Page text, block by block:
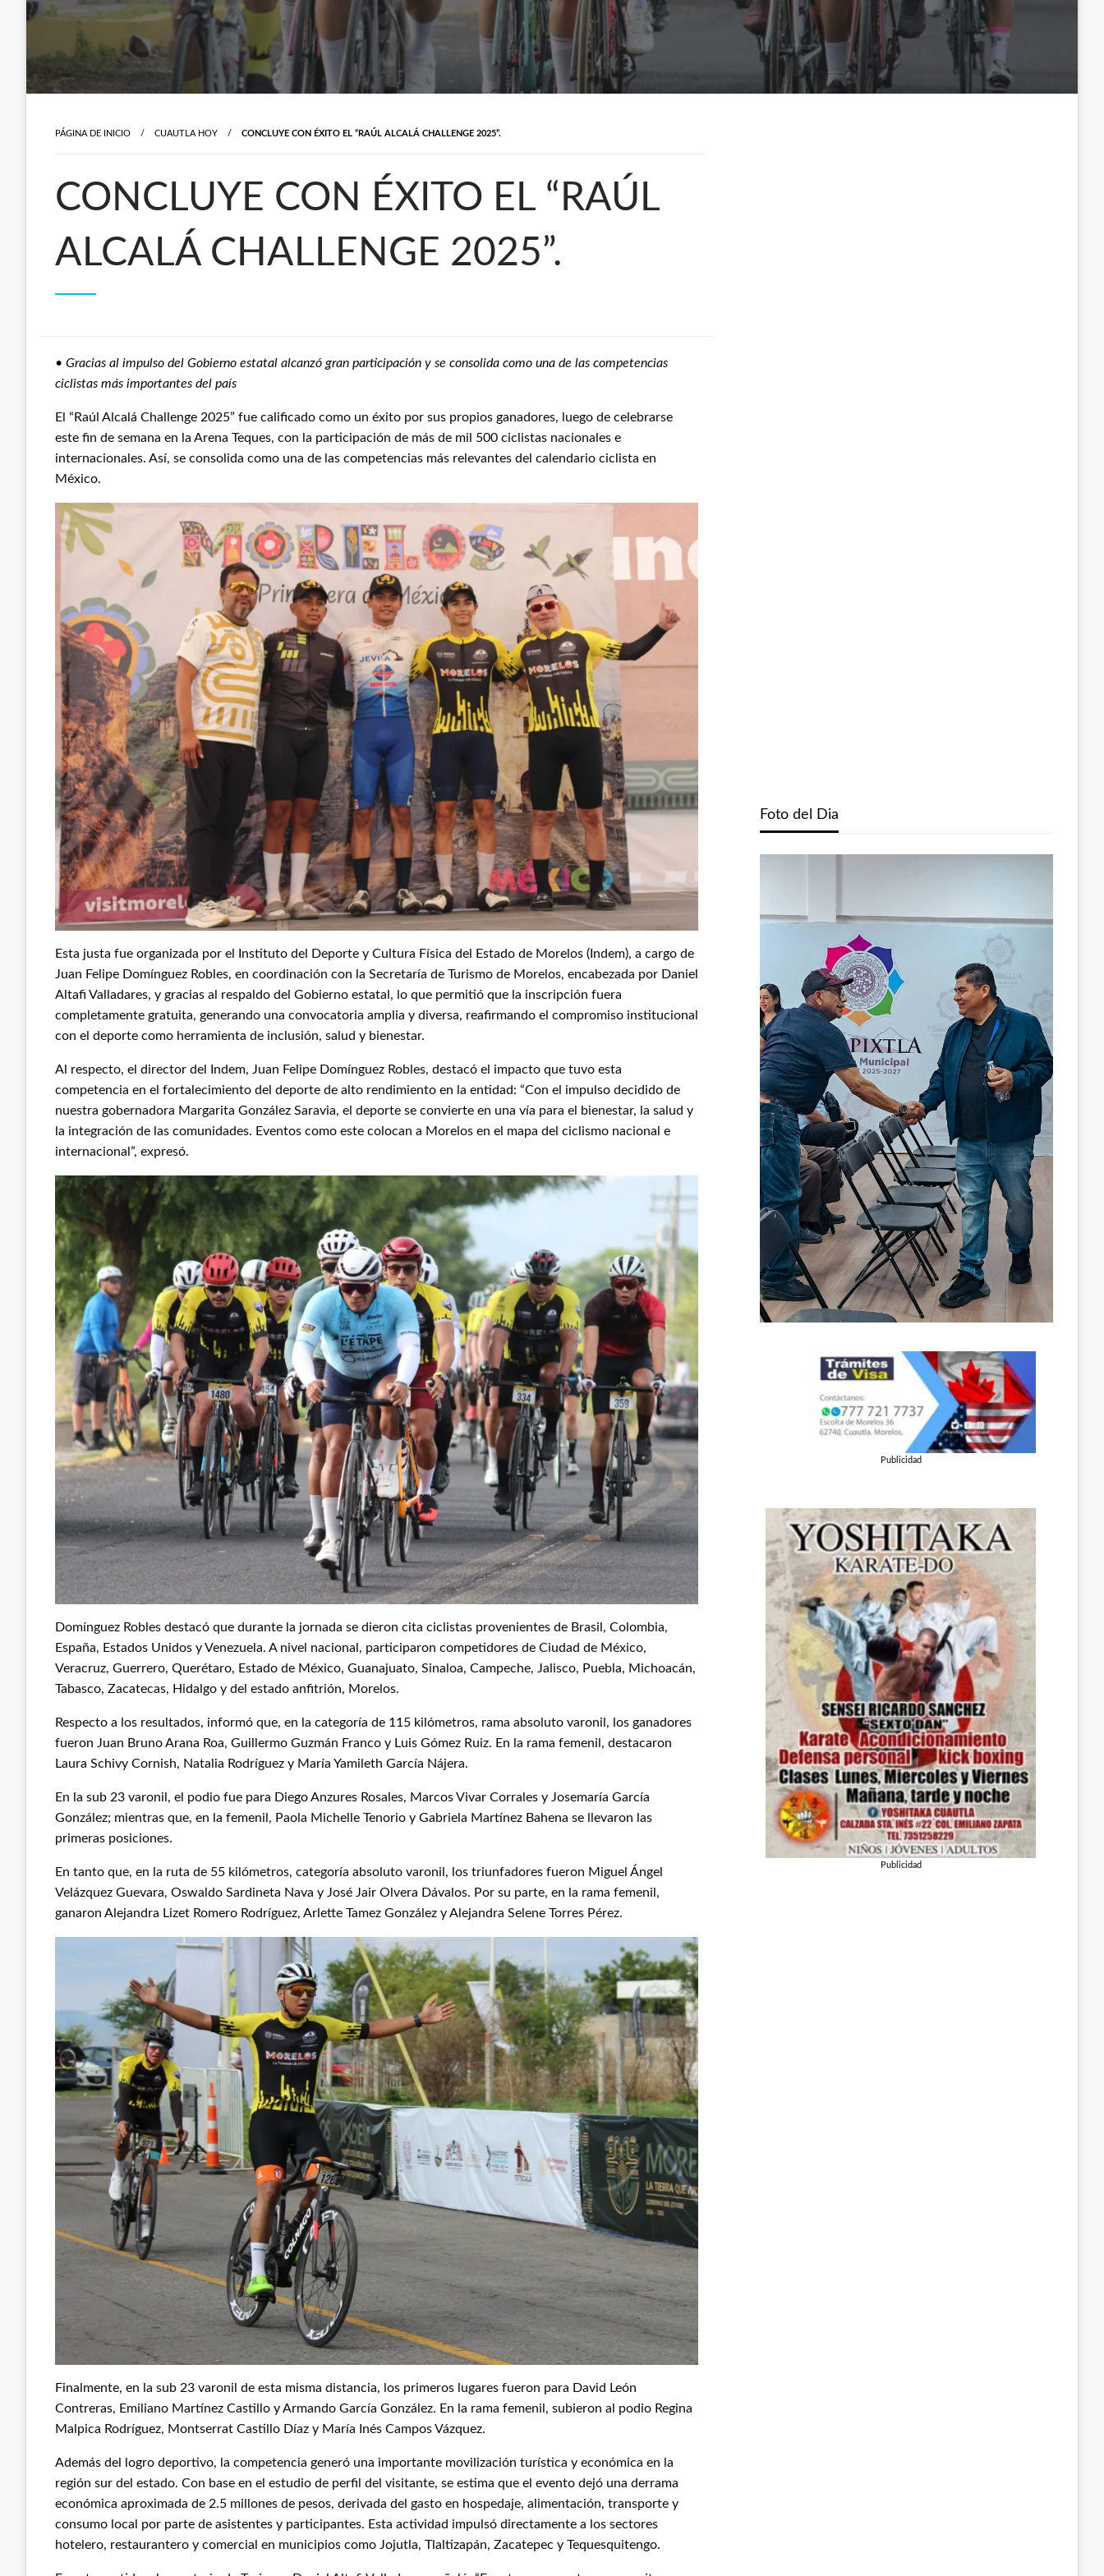
PÁGINA DE INICIO CUAUTLA HOY CONCLUYE CON ÉXITO EL “RAÚL ALCALÁ CHALLENGE 2025”.
CONCLUYE CON ÉXITO EL “RAÚL
ALCALÁ CHALLENGE 2025”.
• Gracias al impulso del Gobierno estatal alcanzó gran participación y se consolida como una de las competencias
ciclistas más importantes del país
El “Raúl Alcalá Challenge 2025” fue calificado como un éxito por sus propios ganadores, luego de celebrarse
este fin de semana en la Arena Teques, con la participación de más de mil 500 ciclistas nacionales e
internacionales. Así, se consolida como una de las competencias más relevantes del calendario ciclista en
México.
Esta justa fue organizada por el Instituto del Deporte y Cultura Física del Estado de Morelos (Indem), a cargo de
Juan Felipe Domínguez Robles, en coordinación con la Secretaría de Turismo de Morelos, encabezada por Daniel
Altafi Valladares, y gracias al respaldo del Gobierno estatal, lo que permitió que la inscripción fuera
completamente gratuita, generando una convocatoria amplia y diversa, reafirmando el compromiso institucional
con el deporte como herramienta de inclusión, salud y bienestar.
Al respecto, el director del Indem, Juan Felipe Domínguez Robles, destacó el impacto que tuvo esta
competencia en el fortalecimiento del deporte de alto rendimiento en la entidad: “Con el impulso decidido de
nuestra gobernadora Margarita González Saravia, el deporte se convierte en una vía para el bienestar, la salud y
la integración de las comunidades. Eventos como este colocan a Morelos en el mapa del ciclismo nacional e
internacional”, expresó.
Domínguez Robles destacó que durante la jornada se dieron cita ciclistas provenientes de Brasil, Colombia,
España, Estados Unidos y Venezuela. A nivel nacional, participaron competidores de Ciudad de México,
Veracruz, Guerrero, Querétaro, Estado de México, Guanajuato, Sinaloa, Campeche, Jalisco, Puebla, Michoacán,
Tabasco, Zacatecas, Hidalgo y del estado anfitrión, Morelos.
Respecto a los resultados, informó que, en la categoría de 115 kilómetros, rama absoluto varonil, los ganadores
fueron Juan Bruno Arana Roa, Guillermo Guzmán Franco y Luis Gómez Ruiz. En la rama femenil, destacaron
Laura Schivy Cornish, Natalia Rodríguez y María Yamileth García Nájera.
En la sub 23 varonil, el podio fue para Diego Anzures Rosales, Marcos Vivar Corrales y Josemaría García
González; mientras que, en la femenil, Paola Michelle Tenorio y Gabriela Martínez Bahena se llevaron las
primeras posiciones.
En tanto que, en la ruta de 55 kilómetros, categoría absoluto varonil, los triunfadores fueron Miguel Ángel
Velázquez Guevara, Oswaldo Sardineta Nava y José Jair Olvera Dávalos. Por su parte, en la rama femenil,
ganaron Alejandra Lizet Romero Rodríguez, Arlette Tamez González y Alejandra Selene Torres Pérez.
Finalmente, en la sub 23 varonil de esta misma distancia, los primeros lugares fueron para David León
Contreras, Emiliano Martínez Castillo y Armando García González. En la rama femenil, subieron al podio Regina
Malpica Rodríguez, Montserrat Castillo Díaz y María Inés Campos Vázquez.
Además del logro deportivo, la competencia generó una importante movilización turística y económica en la
región sur del estado. Con base en el estudio de perfil del visitante, se estima que el evento dejó una derrama
económica aproximada de 2.5 millones de pesos, derivada del gasto en hospedaje, alimentación, transporte y
consumo local por parte de asistentes y participantes. Esta actividad impulsó directamente a los sectores
hotelero, restaurantero y comercial en municipios como Jojutla, Tlaltizapán, Zacatepec y Tequesquitengo.
Foto del Dia
Publicidad
Publicidad